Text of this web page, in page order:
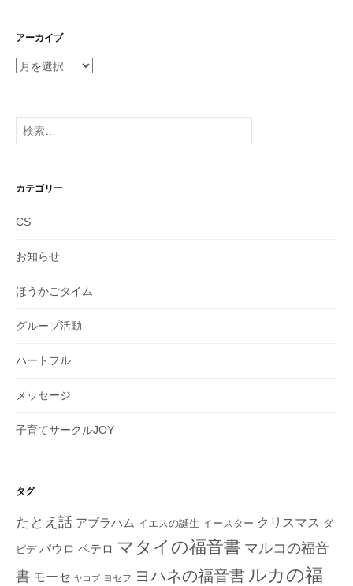
アーカイブ
ア
イ
ブ
検
索:
カテゴリー
CS
お知らせ
ほうかごタイム
グループ活動
ハートフル
メッセージ
子育てサークルJOY
タグ
たとえ話 アブラハム イエスの誕生 イースター クリスマス ダ
ビデ パウロ ペテロ マタイの福音書 マルコの福音
書 モーセ ヤコブ ヨセフ ヨハネの福音書 ルカの福